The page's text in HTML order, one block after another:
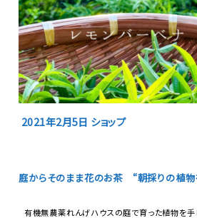
2021年2月5日 ショップ
庭からそのまま花のお茶 “朝採りの植物
有機無農薬れんげハウスの庭で育った植物を手